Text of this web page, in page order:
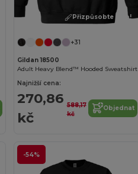
Přizpůsobte si to!
+31
Gildan 18500
Adult Heavy Blend™ Hooded Sweatshirt
Najnižší cena:
270,86
kč
588,17
kč
Objednat
-54%